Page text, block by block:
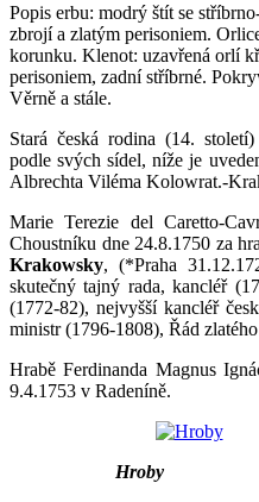
Popis erbu: modrý štít se
zbrojí a zlatým perisoniem.
korunku. Klenot: uzavřená orlí
perisoniem, zadní stříbrné.
Věrně a stále.
Stará česká rodina (14.
podle svých sídel, níže je
Albrechta Viléma Kolowrat.-
Marie Terezie del Caretto-
Choustníku dne 24.8.1750 za
Krakowsky, (*Praha
skutečný tajný rada, kancléř
(1772-82), nejvyšší kancléř
ministr (1796-1808), Řád
Hrabě Ferdinanda Magnus
9.4.1753 v Radeníně.
Hroby